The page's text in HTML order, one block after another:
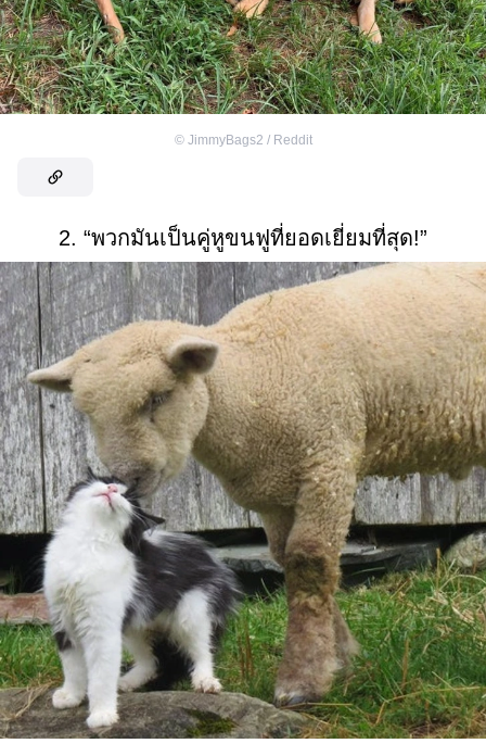
© JimmyBags2 / Reddit
2. “พวกมันเป็นคู่หูขนฟูที่ยอดเยี่ยมที่สุด!”